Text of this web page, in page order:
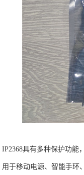
IP2368具有多种保护功能
用于移动电源、智能手环